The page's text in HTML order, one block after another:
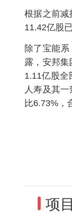
根据之前减
11.42亿股
除了宝能
露，安邦
1.11亿股全
人寿及其
比6.73%，
项